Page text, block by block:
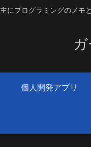
主にプログラミングのメモ
個人開発アプリ